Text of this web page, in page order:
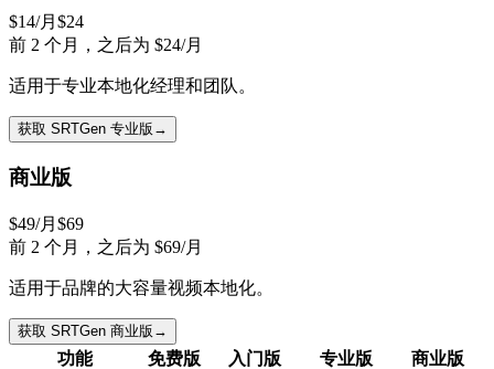
$14/月 $24
前 2 个月，之后为 $24/月
适用于专业本地化经理和团队。
获取 SRTGen 专业版 →
商业版
$49/月 $69
前 2 个月，之后为 $69/月
适用于品牌的大容量视频本地化。
获取 SRTGen 商业版 →
功能 免费版 入门版 专业版
商业版